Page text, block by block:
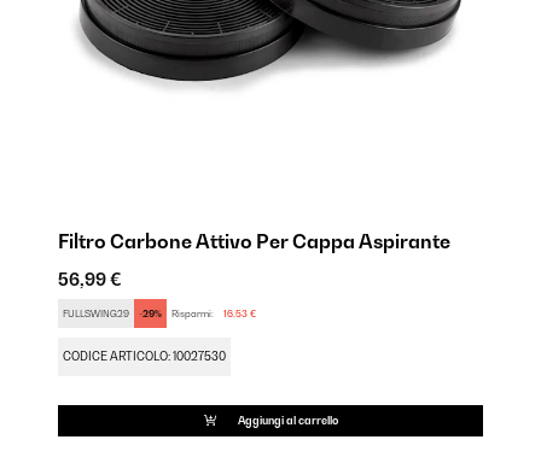
Filtro Carbone Attivo Per Cappa Aspirante
56,99 €
FULLSWING29 -29% Risparmi: 16,53 €
CODICE ARTICOLO: 10027530
Aggiungi al carrello